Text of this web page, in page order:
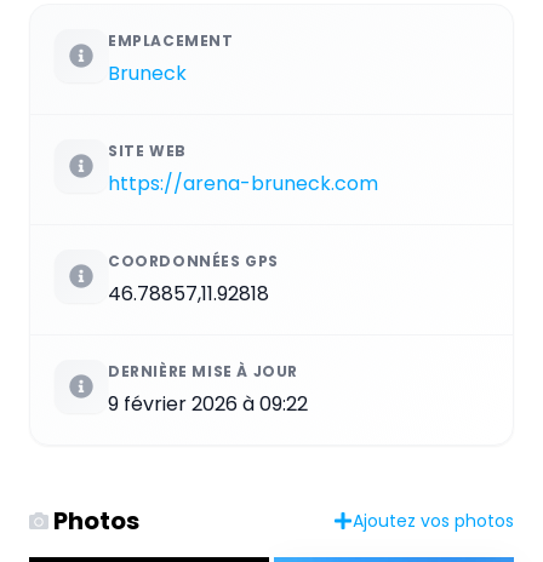
EMPLACEMENT
Bruneck
SITE WEB
https://arena-bruneck.com
COORDONNÉES GPS
46.78857,11.92818
DERNIÈRE MISE À JOUR
9 février 2026 à 09:22
Photos Ajoutez vos photos